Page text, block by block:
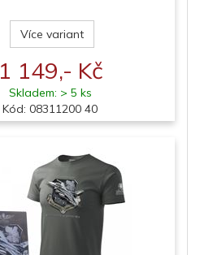
Více variant
1 149,- Kč
Skladem: > 5 ks
Kód: 08311200 40